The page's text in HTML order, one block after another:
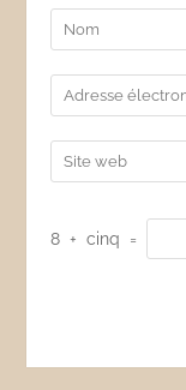
8 + cinq =